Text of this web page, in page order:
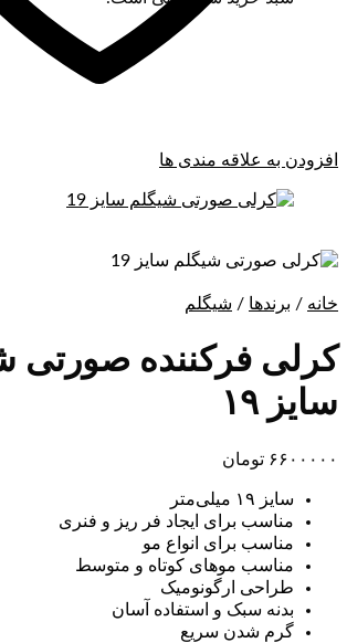
افزودن به علاقه مندی ها
خانه / برندها / شیگلم
کرلی فرکننده صورتی
سایز ۱۹
۶۶۰۰۰۰۰ تومان
سایز ۱۹ میلی‌متر
مناسب برای ایجاد فر ریز و فنری
مناسب برای انواع مو
مناسب موهای کوتاه و متوسط
طراحی ارگونومیک
بدنه سبک و استفاده آسان
گرم شدن سریع